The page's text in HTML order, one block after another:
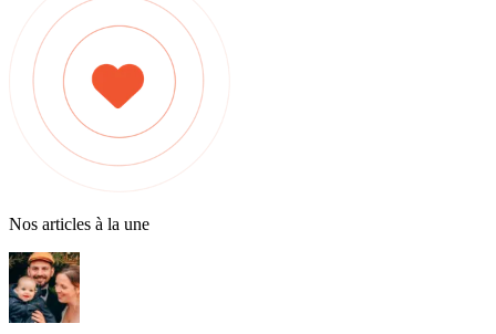
Nos articles à la une